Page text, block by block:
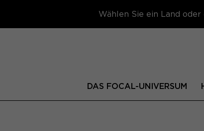
Wählen Sie ein Land
DAS FOCAL-UNIVERSUM